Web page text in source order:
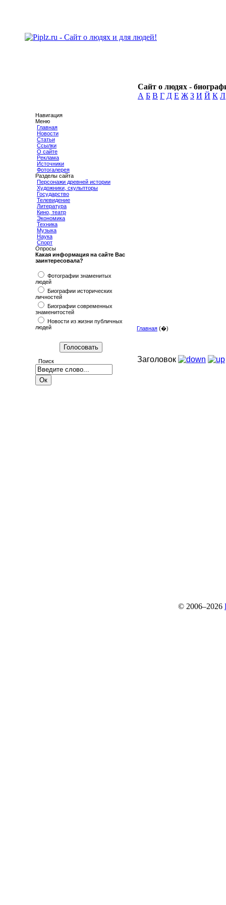
Сайт о людях -
А Б В Г Д Е Ж З И Й К Л
Навигация
Меню
Главная
Новости
Статьи
Ссылки
О сайте
Реклама
Источники
Фотогалерея
Разделы сайта
Персонажи древней истории
Художники, скульпторы
Государство
Телевидение
Литература
Кино, театр
Экономика
Техника
Музыка
Наука
Спорт
Опросы
Какая информация на сайте Вас
заинтересовала?
Фотографии знаменитых
людей
Биографии исторических
личностей
Биографии современных
знаменитостей
Новости из жизни публичных
людей
Поиск
Главная (�)
Заголовок
© 2006–2026